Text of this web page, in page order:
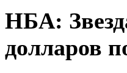
НБА:
долларов